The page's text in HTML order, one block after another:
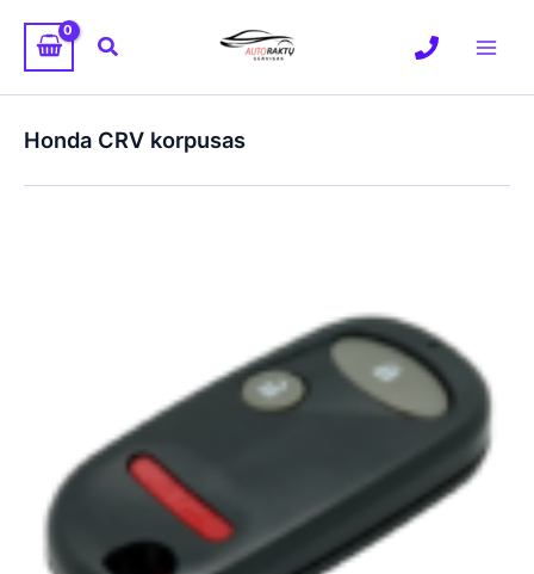
turinio
Paieška
Honda CRV korpusas